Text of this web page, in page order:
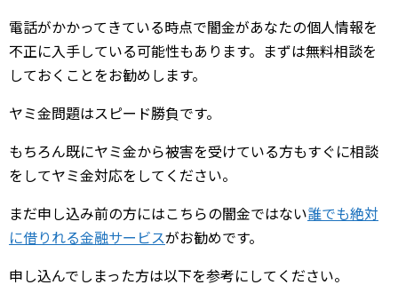
電話がかかってきている時点で闇金があなたの個人情報を
不正に入手している可能性もあります。まずは無料相談を
しておくことをお勧めします。
ヤミ金問題はスピード勝負です。
もちろん既にヤミ金から被害を受けている方もすぐに相談
をしてヤミ金対応をしてください。
まだ申し込み前の方にはこちらの闇金ではない誰でも絶対
に借りれる金融サービスがお勧めです。
申し込んでしまった方は以下を参考にしてください。